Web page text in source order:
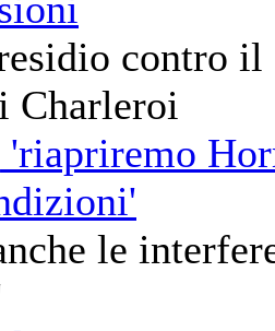
contro il
Charleroi
'riapriremo
le